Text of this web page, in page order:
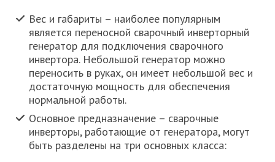
Вес и габариты – наиболее популярным
является переносной сварочный инверторный
генератор для подключения сварочного
инвертора. Небольшой генератор можно
переносить в руках, он имеет небольшой вес и
достаточную мощность для обеспечения
нормальной работы.
Основное предназначение – сварочные
инверторы, работающие от генератора, могут
быть разделены на три основных класса: